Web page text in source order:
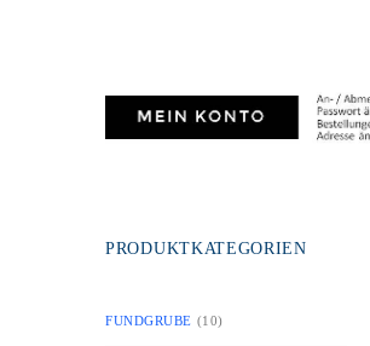
PRODUKTKATEGORIEN
FUNDGRUBE (10)